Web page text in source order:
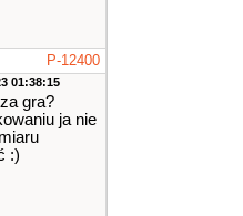
P-12400
01:38:15
gra?
ja nie
:)